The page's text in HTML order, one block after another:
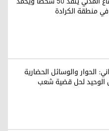
في منطقة الكرادة
الحوار والوسائل الحضارية
الوحيد لحل قضية شعب